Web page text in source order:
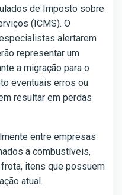
de Imposto sobre
(ICMS). O
alertarem
representar um
a migração para o
eventuais erros ou
resultar em perdas
entre empresas
a combustíveis,
itens que possuem
atual.